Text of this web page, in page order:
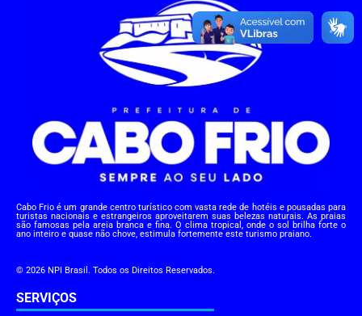
Cabo Frio é um grande centro turístico com vasta rede de hotéis e pousadas para
turistas nacionais e estrangeiros aproveitarem suas belezas naturais. As praias
são famosas pela areia branca e fina. O clima tropical, onde o sol brilha forte o
ano inteiro e quase não chove, estimula fortemente este turismo praiano.
© 2026 NPI Brasil. Todos os Direitos Reservados.
SERVIÇOS